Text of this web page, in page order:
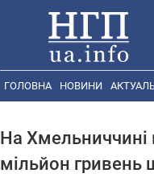
ГОЛОВНА НОВИНИ
На Хмельниччині
мільйон гривень